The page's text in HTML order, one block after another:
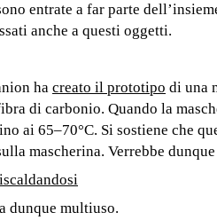
entrate a far parte
anche a questi oggetti.
ha creato il prototipo di una
di carbonio. Quando la
ai 65–70°C. Si sostiene che
mascherina. Verrebbe
dunque multiuso.